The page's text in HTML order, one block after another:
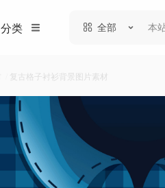
分类 全部
复古格子衬衫背景图片素材